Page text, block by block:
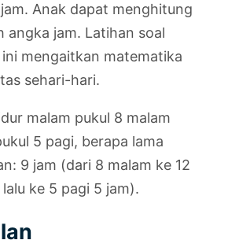
Anak dapat menghitung
angka jam. Latihan soal
mengaitkan matematika
sehari-hari.
malam pukul 8 malam
5 pagi, berapa lama
9 jam (dari 8 malam ke 12
ke 5 pagi 5 jam).